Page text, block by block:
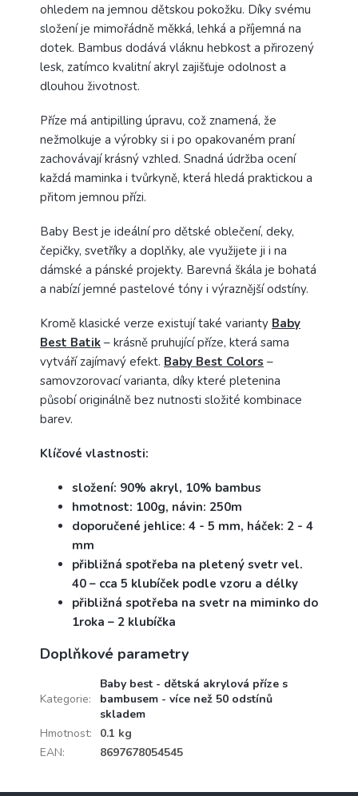
ohledem na jemnou dětskou pokožku. Díky svému
složení je mimořádně měkká, lehká a příjemná na
dotek. Bambus dodává vláknu hebkost a přirozený
lesk, zatímco kvalitní akryl zajišťuje odolnost a
dlouhou životnost.
Příze má antipilling úpravu, což znamená, že
nežmolkuje a výrobky si i po opakovaném praní
zachovávají krásný vzhled. Snadná údržba ocení
každá maminka i tvůrkyně, která hledá praktickou a
přitom jemnou přízi.
Baby Best je ideální pro dětské oblečení, deky,
čepičky, svetříky a doplňky, ale využijete ji i na
dámské a pánské projekty. Barevná škála je bohatá
a nabízí jemné pastelové tóny i výraznější odstíny.
Kromě klasické verze existují také varianty Baby
Best Batik – krásně pruhující příze, která sama
vytváří zajímavý efekt. Baby Best Colors –
samovzorovací varianta, díky které pletenina
působí originálně bez nutnosti složité kombinace
barev.
Klíčové vlastnosti:
složení: 90% akryl, 10% bambus
hmotnost: 100g, návin: 250m
doporučené jehlice: 4 - 5 mm, háček: 2 - 4
mm
přibližná spotřeba na pletený svetr vel.
40 – cca 5 klubíček podle vzoru a délky
přibližná spotřeba na svetr na miminko do
1roka – 2 klubíčka
Doplňkové parametry
Kategorie:
Baby best - dětská akrylová příze s
bambusem - více než 50 odstínů
skladem
Hmotnost:
0.1 kg
EAN: 8697678054545